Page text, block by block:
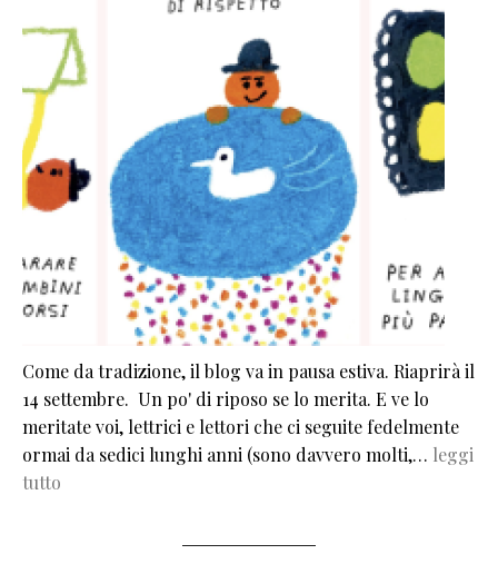
Come da tradizione, il blog va in pausa estiva. Riaprirà il
14 settembre. Un po' di riposo se lo merita. E ve lo
meritate voi, lettrici e lettori che ci seguite fedelmente
ormai da sedici lunghi anni (sono davvero molti,… leggi
tutto